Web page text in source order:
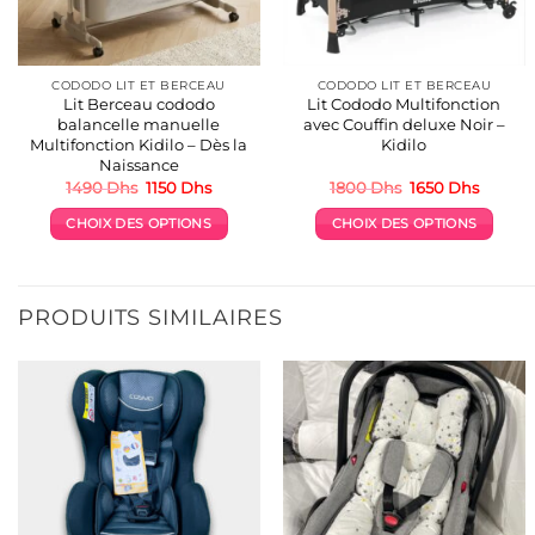
CODODO LIT ET BERCEAU
Lit Berceau cododo
balancelle manuelle
Multifonction Kidilo – Dès la
Naissance
1490Dhs Le
initial
était :
1150 DhsLe
actuel
est :
CHOIX DES OPTIONS
plusieurs
Les
options
peuvent
être
choisies
sur
la
CODODO LIT ET BERCEAU
Lit Cododo Multifonction
avec Couffin deluxe Noir –
Kidilo
1800Dhs Le
initial
était :
1650 DhsLe
actuel
est :
CHOIX DES OPTIONS
Les
options
peuvent
être
choisies
sur
la
PRODUITS SIMILAIRES